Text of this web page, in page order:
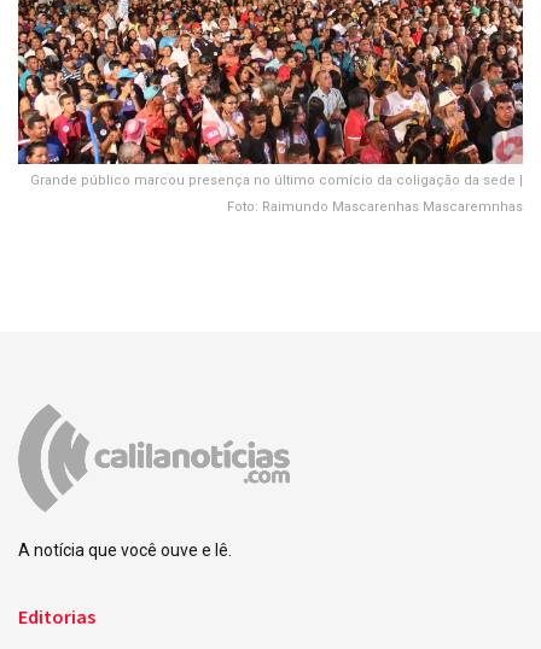
Grande público marcou presença no último comício da coligação da sede |
Foto: Raimundo Mascarenhas Mascaremnhas
A notícia que você ouve e lê.
Editorias